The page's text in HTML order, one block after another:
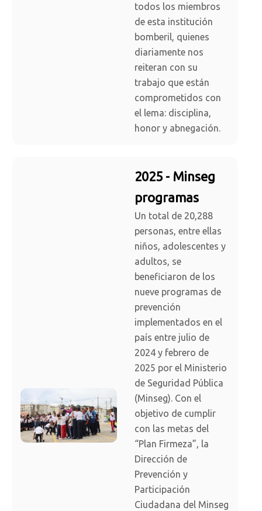
todos los miembros
de esta institución
bomberil, quienes
diariamente nos
reiteran con su
trabajo que están
comprometidos con
el lema: disciplina,
honor y abnegación.
2025 - Minseg
programas
Un total de 20,288
personas, entre ellas
niños, adolescentes y
adultos, se
beneficiaron de los
nueve programas de
prevención
implementados en el
país entre julio de
2024 y febrero de
2025 por el Ministerio
de Seguridad Pública
(Minseg). Con el
objetivo de cumplir
con las metas del
“Plan Firmeza”, la
Dirección de
Prevención y
Participación
Ciudadana del Minseg